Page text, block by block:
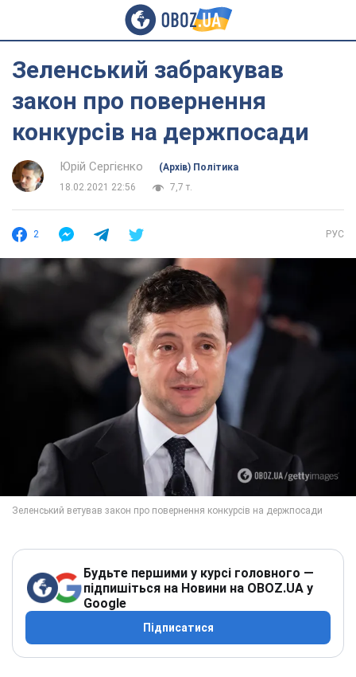
Зеленський забракував
закон про повернення
конкурсів на держпосади
Юрій Сергієнко
(Архів) Політика
18.02.2021 22:56
7,7 т.
2 РУС
Будьте першими у курсі головного —
підпишіться на Новини на OBOZ.UA у
Google
Підписатися